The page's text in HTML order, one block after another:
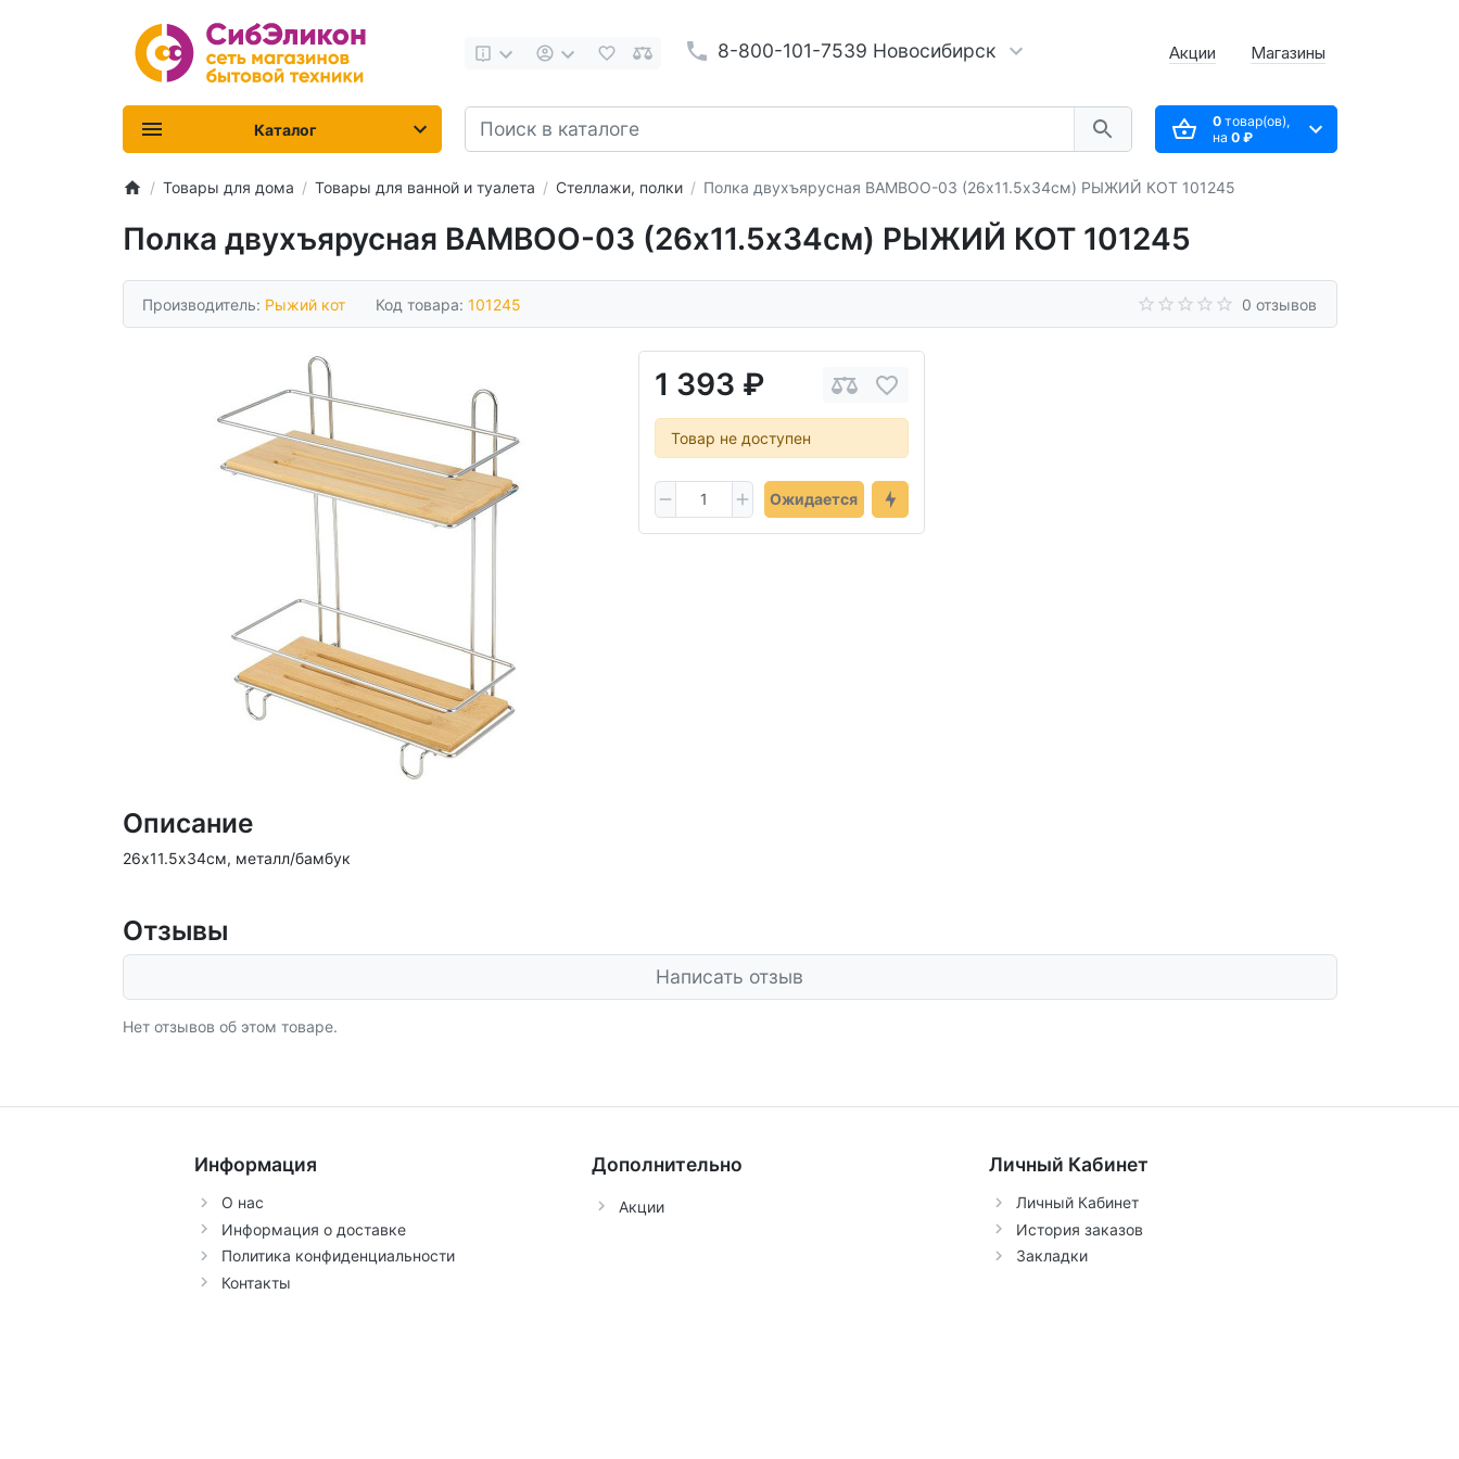
8-800-101-7539 Новосибирск Акции Магазины
0товар(ов),
на 0 ₽
Каталог
Товары для дома Товары для ванной и туалета Стеллажи, полки Полка двухъярусная BAMBOO-03 (26х11.5х34см) РЫЖИЙ КОТ 101245
Полка двухъярусная BAMBOO-03 (26х11.5х34см) РЫЖИЙ КОТ 101245
Производитель: Рыжий кот Код товара: 101245 0 отзывов
1 393 ₽
Товар не доступен
Ожидается
Описание
26х11.5х34см, металл/бамбук
Отзывы
Написать отзыв
Нет отзывов об этом товаре.
Информация
О нас
Информация о доставке
Политика конфиденциальности
Контакты
Дополнительно
Акции
Личный Кабинет
Личный Кабинет
История заказов
Закладки